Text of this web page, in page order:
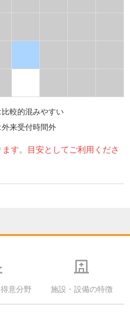
: 比較的混みやすい
:外来受付時間外
す。目安としてご利用くださ
意分野 施設・設備の特徴